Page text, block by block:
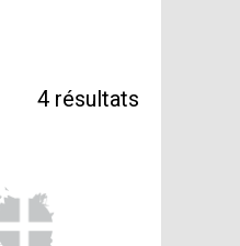
4 résultats